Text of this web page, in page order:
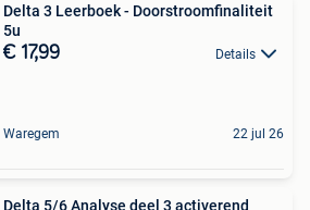
Delta 3 Leerboek - Doorstroomfinaliteit
5u
€ 17,99 Details
Waregem 22 jul 26
Delta 5/6 Analyse deel 3 activerend